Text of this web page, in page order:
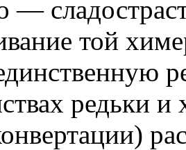
—
той
редьки